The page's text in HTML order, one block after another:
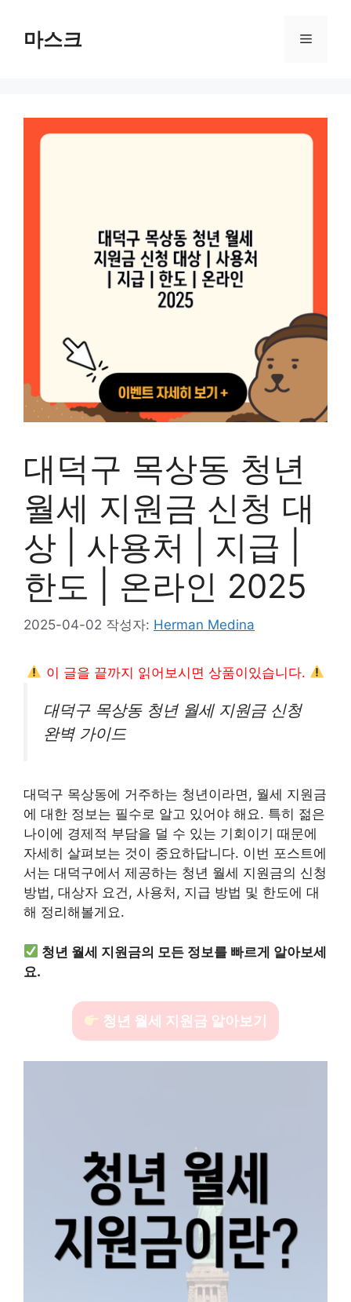
마스크 메
대덕구 목상동 청년
월세 지원금 신청 대
상 | 사용처 | 지급 |
한도 | 온라인 2025
2025-04-02 작성자: Herman Medina
이 글을 끝까지 읽어보시면 상품이있습니다.
대덕구 목상동 청년 월세 지원금 신청
완벽 가이드
대덕구 목상동에 거주하는 청년이라면, 월세 지원금
에 대한 정보는 필수로 알고 있어야 해요. 특히 젊은
나이에 경제적 부담을 덜 수 있는 기회이기 때문에
자세히 살펴보는 것이 중요하답니다. 이번 포스트에
서는 대덕구에서 제공하는 청년 월세 지원금의 신청
방법, 대상자 요건, 사용처, 지급 방법 및 한도에 대
해 정리해볼게요.
청년 월세 지원금의 모든 정보를 빠르게 알아보세
요.
청년 월세 지원금 알아보기